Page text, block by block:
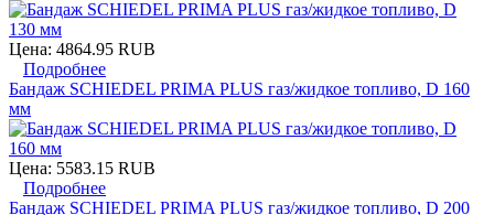
Цена: 4864.95 RUB
Подробнее
Бандаж SCHIEDEL PRIMA PLUS газ/жидкое топливо, D 160
мм
Цена: 5583.15 RUB
Подробнее
Бандаж SCHIEDEL PRIMA PLUS газ/жидкое топливо, D 200